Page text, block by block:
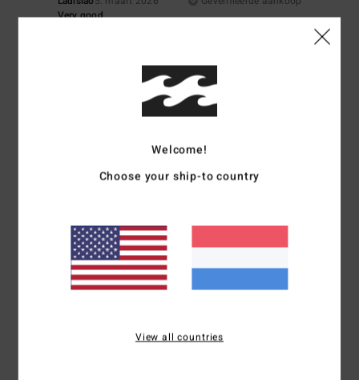
Very good
5/5
4. maart 2026
Geverifieerde aankoop
Nice colour and design
Ik raad dit product aan
5 /5
Welcome!
Choose your ship-to country
View all countries